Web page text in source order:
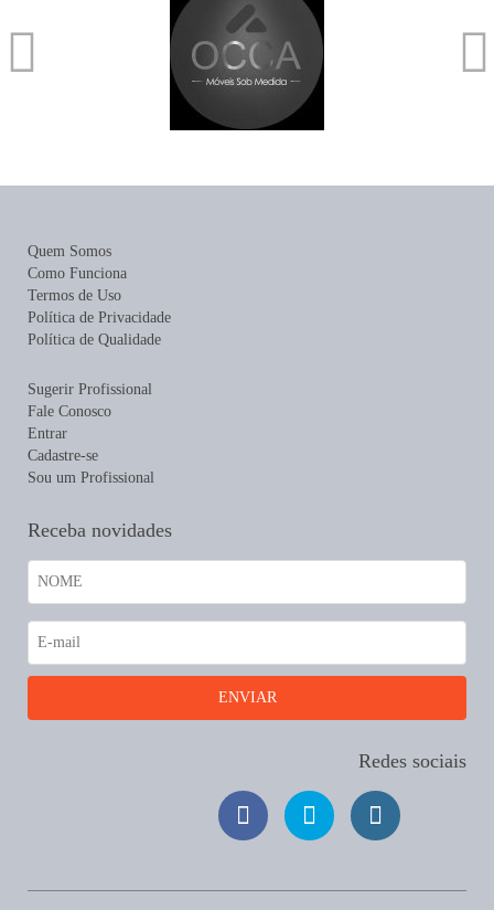
Quem Somos
Como Funciona
Termos de Uso
Política de Privacidade
Política de Qualidade
Sugerir Profissional
Fale Conosco
Entrar
Cadastre-se
Sou um Profissional
Receba novidades
Redes sociais